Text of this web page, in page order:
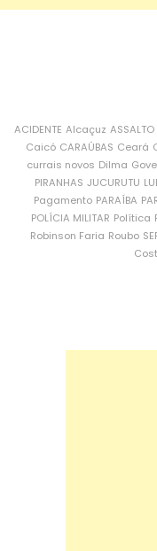
ACIDENTE Alcaçuz ASSALTO
Caicó CARAÚBAS Ceará
currais novos Dilma
PIRANHAS JUCURUTU
Pagamento PARAÍBA
POLÍCIA MILITAR Política
Robinson Faria Roubo